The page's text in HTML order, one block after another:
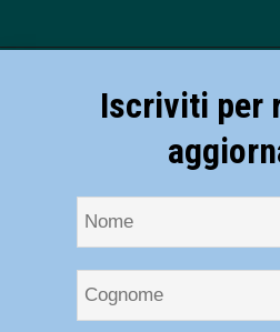
Iscriviti per